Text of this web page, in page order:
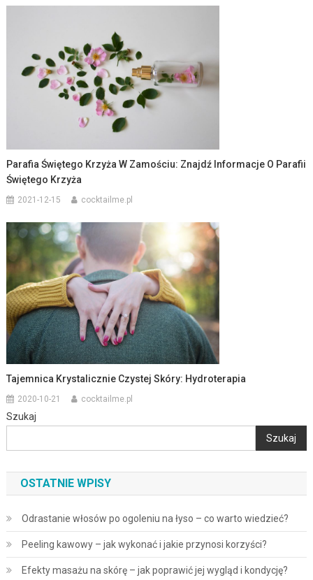
Parafia Świętego Krzyża W Zamościu: Znajdź Informacje O Parafii
Świętego Krzyża
2021-12-15 cocktailme.pl
Tajemnica Krystalicznie Czystej Skóry: Hydroterapia
2020-10-21 cocktailme.pl
Szukaj
Szukaj
OSTATNIE WPISY
Odrastanie włosów po ogoleniu na łyso – co warto wiedzieć?
Peeling kawowy – jak wykonać i jakie przynosi korzyści?
Efekty masażu na skórę – jak poprawić jej wygląd i kondycję?